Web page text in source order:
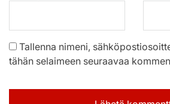
Tallenna nimeni,
tähän selaimeen seuraavaa